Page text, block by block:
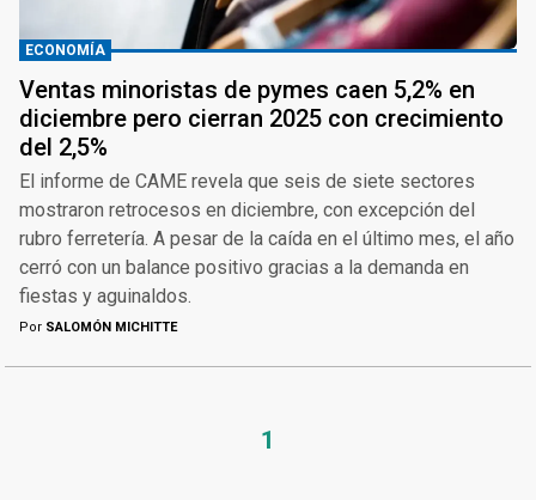
ECONOMÍA
Ventas minoristas de pymes caen 5,2% en
diciembre pero cierran 2025 con crecimiento
del 2,5%
El informe de CAME revela que seis de siete sectores
mostraron retrocesos en diciembre, con excepción del
rubro ferretería. A pesar de la caída en el último mes, el año
cerró con un balance positivo gracias a la demanda en
fiestas y aguinaldos.
Por SALOMÓN MICHITTE
1